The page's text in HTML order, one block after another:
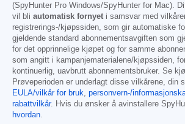
(SpyHunter Pro Windows/SpyHunter for Mac).
vil bli automatisk fornyet i samsvar med
registrerings-/kjøpssiden, som gir automatiske
gjeldende standard abonnementsavgiften som
for det opprinnelige kjøpet og for samme
som angitt i kampanjematerialene/kjøpssiden,
kontinuerlig, uavbrutt abonnementsbruker. Se
Prøveperioden er underlagt disse vilkårene, din
EULA/vilkår for bruk, personvern-/
rabattvilkår. Hvis du ønsker å avinstallere
hvordan.